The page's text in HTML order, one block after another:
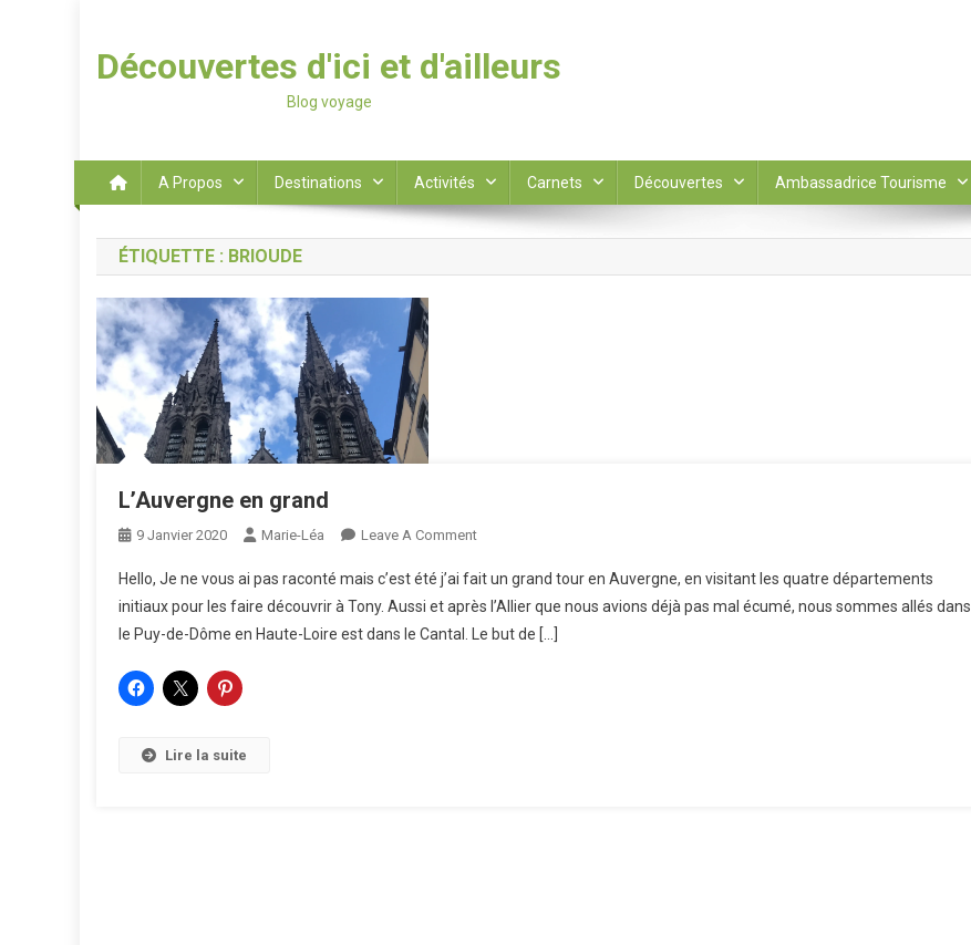
Découvertes d'ici et d'ailleurs
Blog voyage
A Propos Destinations Activités Carnets Découvertes Ambassadrice Tourisme
ÉTIQUETTE : BRIOUDE
L’Auvergne en grand
9 Janvier 2020 Marie-Léa Leave A CommentOn
En
Grand
Hello, Je ne vous ai pas raconté mais c’est été j’ai fait un grand tour en Auvergne, en visitant les quatre départements
initiaux pour les faire découvrir à Tony. Aussi et après l’Allier que nous avions déjà pas mal écumé, nous sommes allés dans
le Puy-de-Dôme en Haute-Loire est dans le Cantal. Le but de […]
Lire la suite